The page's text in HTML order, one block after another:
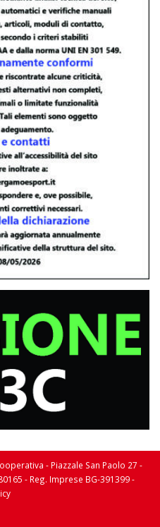
- Piazzale San Paolo 27 -
- Reg. Imprese BG-391399 -